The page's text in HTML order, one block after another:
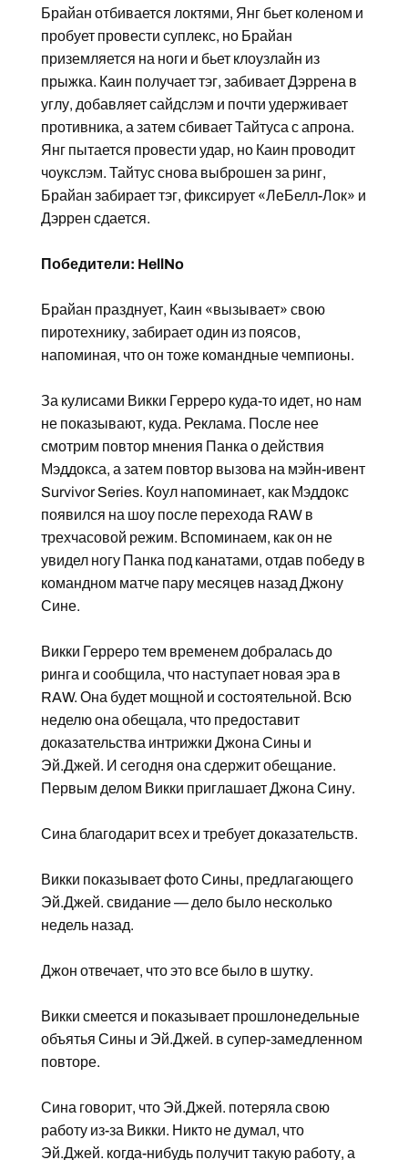
Брайан отбивается локтями, Янг бьет коленом и
пробует провести суплекс, но Брайан
приземляется на ноги и бьет клоузлайн из
прыжка. Каин получает тэг, забивает Дэррена в
углу, добавляет сайдслэм и почти удерживает
противника, а затем сбивает Тайтуса с апрона.
Янг пытается провести удар, но Каин проводит
чоукслэм. Тайтус снова выброшен за ринг,
Брайан забирает тэг, фиксирует «ЛеБелл-Лок» и
Дэррен сдается.
Победители: HellNo
Брайан празднует, Каин «вызывает» свою
пиротехнику, забирает один из поясов,
напоминая, что он тоже командные чемпионы.
За кулисами Викки Герреро куда-то идет, но нам
не показывают, куда. Реклама. После нее
смотрим повтор мнения Панка о действия
Мэддокса, а затем повтор вызова на мэйн-ивент
Survivor Series. Коул напоминает, как Мэддокс
появился на шоу после перехода RAW в
трехчасовой режим. Вспоминаем, как он не
увидел ногу Панка под канатами, отдав победу в
командном матче пару месяцев назад Джону
Сине.
Викки Герреро тем временем добралась до
ринга и сообщила, что наступает новая эра в
RAW. Она будет мощной и состоятельной. Всю
неделю она обещала, что предоставит
доказательства интрижки Джона Сины и
Эй.Джей. И сегодня она сдержит обещание.
Первым делом Викки приглашает Джона Сину.
Сина благодарит всех и требует доказательств.
Викки показывает фото Сины, предлагающего
Эй.Джей. свидание — дело было несколько
недель назад.
Джон отвечает, что это все было в шутку.
Викки смеется и показывает прошлонедельные
объятья Сины и Эй.Джей. в супер-замедленном
повторе.
Сина говорит, что Эй.Джей. потеряла свою
работу из-за Викки. Никто не думал, что
Эй.Джей. когда-нибудь получит такую работу, а